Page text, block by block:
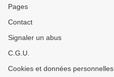
Pages
Contact
Signaler un abus
C.G.U.
Cookies et données personnelles